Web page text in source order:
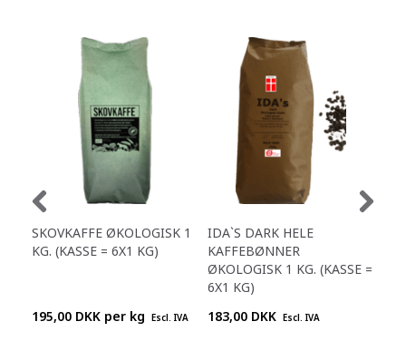
SKOVKAFFE ØKOLOGISK 1
KG. (KASSE = 6X1 KG)
195,00 DKK per kg Escl. IVA
IDA`S DARK HELE
KAFFEBØNNER
ØKOLOGISK 1 KG. (KASSE =
6X1 KG)
183,00 DKK Escl. IVA